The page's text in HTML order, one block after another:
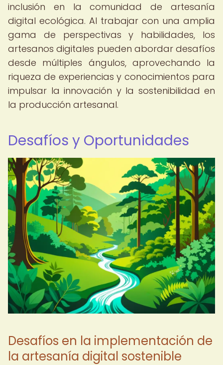
inclusión en la comunidad de artesanía
digital ecológica. Al trabajar con una amplia
gama de perspectivas y habilidades, los
artesanos digitales pueden abordar desafíos
desde múltiples ángulos, aprovechando la
riqueza de experiencias y conocimientos para
impulsar la innovación y la sostenibilidad en
la producción artesanal.
Desafíos y Oportunidades
Desafíos en la implementación de
la artesanía digital sostenible